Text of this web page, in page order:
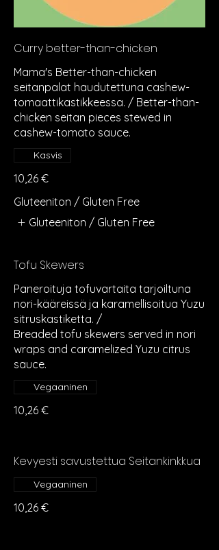
Curry better-than-chicken
Mama's Better-than-chicken
seitanpalat haudutettuna cashew-
tomaattikastikkeessa. / Better-than-
chicken seitan pieces stewed in
cashew-tomato sauce.
10,26 €
Kasvis
Gluteeniton / Gluten Free
Gluteeniton / Gluten Free
Tofu Skewers
Paneroituja tofuvartaita tarjoiltuna
nori-kääreissä ja karamellisoitua Yuzu
sitruskastiketta. /
Breaded tofu skewers served in nori
wraps and caramelized Yuzu citrus
10,26 €
Vegaaninen
Kevyesti savustettua Seitankinkkua
10,26 €
Vegaaninen